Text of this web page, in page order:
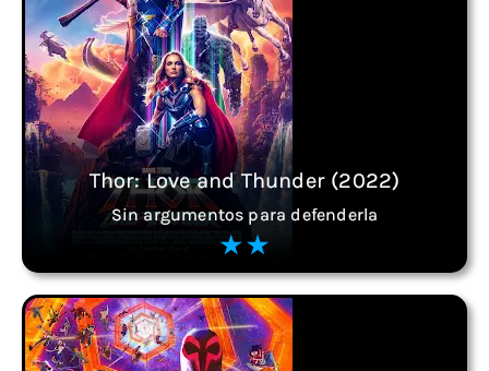
Thor: Love and Thunder (2022)
Sin argumentos para defenderla